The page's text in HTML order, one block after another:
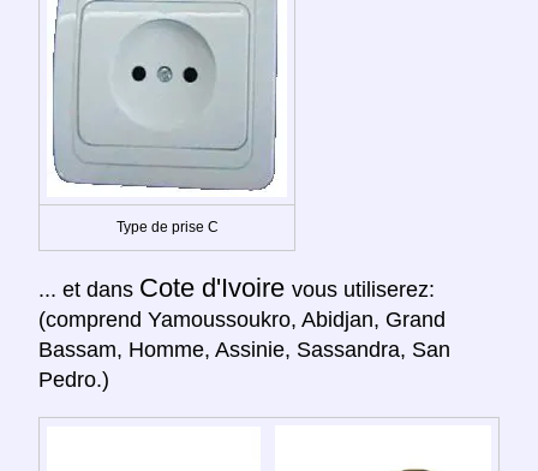
Type de prise C
... et dans Cote d'Ivoire vous utiliserez:
(comprend Yamoussoukro, Abidjan, Grand
Bassam, Homme, Assinie, Sassandra, San
Pedro.)